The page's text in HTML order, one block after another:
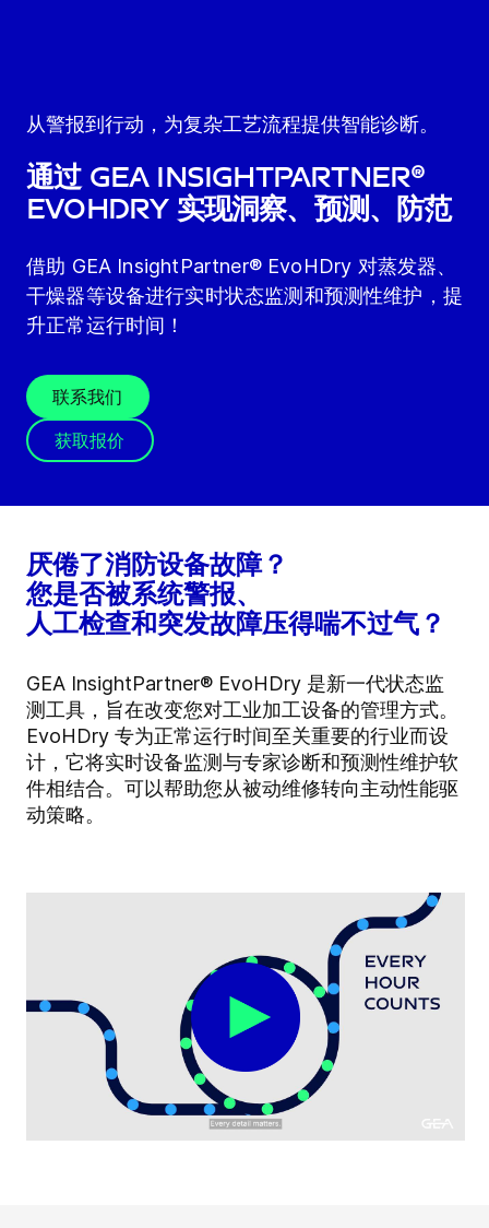
从警报到行动，为复杂工艺流程提供智能诊断。
通过 GEA InsightPartner®
EvoHDry 实现洞察、预测、防范
借助 GEA InsightPartner® EvoHDry 对蒸发器、
干燥器等设备进行实时状态监测和预测性维护，提
升正常运行时间！
联系我们
获取报价
厌倦了消防设备故障？
您是否被系统警报、
人工检查和突发故障压得喘不过气？
GEA InsightPartner® EvoHDry 是新一代状态监
测工具，旨在改变您对工业加工设备的管理方式。
EvoHDry 专为正常运行时间至关重要的行业而设
计，它将实时设备监测与专家诊断和预测性维护软
件相结合。可以帮助您从被动维修转向主动性能驱
动策略。